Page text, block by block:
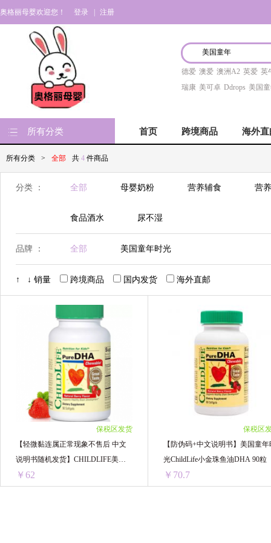
奥格丽母婴欢迎您！ 登录 注册
德爱 澳爱 澳洲A2 英爱 英
瑞康 美可卓 Ddrops 美国
所有分类 首页 跨境商品 海外直
所有分类 > 全部 共 4 件商品
分类 ： 全部 母婴奶粉 营养辅食 营
食品酒水 尿不湿
品牌 ： 全部 美国童年时光
↑ ↓ 销量 跨境商品 国内发货 海外直邮
保税区发货
【轻微黏连属正常现象不售后 中文
说明书随机发货】CHILDLIFE美国
童年时光DHA婴幼儿小金珠鱼肝油
胶囊
￥62
保税区
【防伪码+中文说明书】美国童年
光ChildLife小金珠鱼油DHA 90粒
￥70.7